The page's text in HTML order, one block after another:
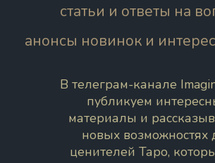
статьи и ответы на
анонсы новинок и
В телеграм-канале
публикуем
материалы и
новых возможностях
ценителей Таро,